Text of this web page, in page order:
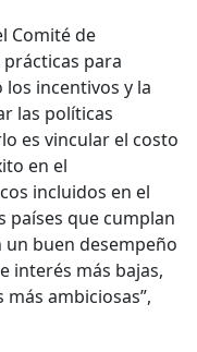
Comité de
para
incentivos y la
las políticas
es vincular el costo
en el
incluidos en el
países que cumplan
buen desempeño
interés más bajas,
ambiciosas”,